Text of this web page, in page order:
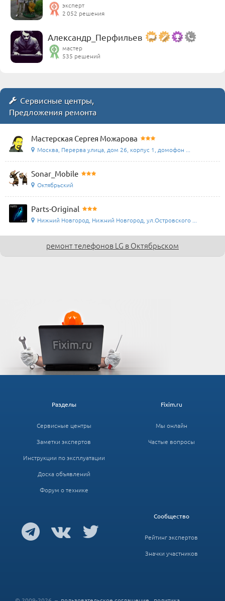
эксперт
2 052 решения
Александр_Перфильев
мастер
535 решений
Сервисные центры,
Предложения ремонта
Мастерская Сергея Можарова
Москва, Перерва улица, дом 26, корпус 1, домофон ...
Sonar_Mobile
Октябрьский
Parts-Original
Нижний Новгород, Нижний Новгород, ул.Островского ...
ремонт телефонов LG в Октябрьском
Fixim.ru
Мы онлайн
Частые вопросы
Разделы
Сервисные центры
Заметки экспертов
Инструкции по эксплуатации
Доска объявлений
Форум о технике
Сообщество
Рейтинг экспертов
Значки участников